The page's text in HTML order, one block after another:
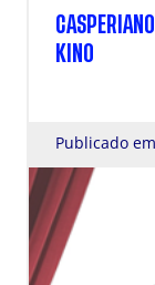
KINO
Publicado